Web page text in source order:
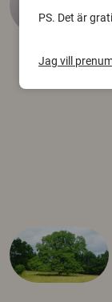
PS. Det är
Jag vill